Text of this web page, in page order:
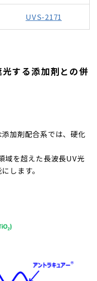
UVS-2171
する添加剤との併
加剤配合系では、硬化
域を超えた長波長UV光
します。